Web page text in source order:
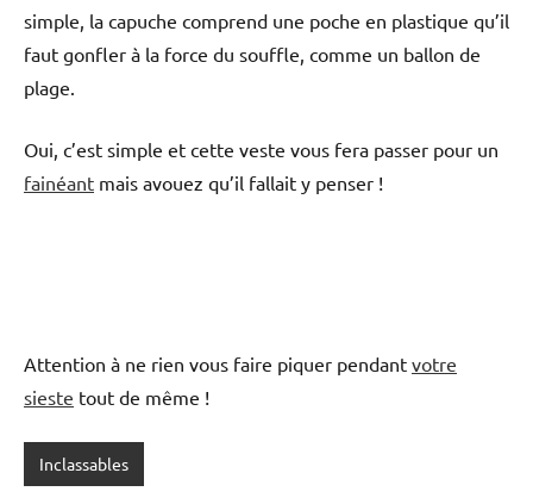
simple, la capuche comprend une poche en plastique qu’il
faut gonfler à la force du souffle, comme un ballon de
plage.
Oui, c’est simple et cette veste vous fera passer pour un
fainéant mais avouez qu’il fallait y penser !
Attention à ne rien vous faire piquer pendant votre
sieste tout de même !
Inclassables